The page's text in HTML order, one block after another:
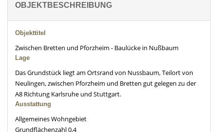
OBJEKTBESCHREIBUNG
Objekttitel
Zwischen Bretten und Pforzheim - Baulücke in Nußbaum
Lage
Das Grundstück liegt am Ortsrand von Nussbaum, Teilort von
Neulingen, zwischen Pforzheim und Bretten gut gelegen zu der
A8 Richtung Karlsruhe und Stuttgart.
Ausstattung
Allgemeines Wohngebiet
Grundflächenzahl 0,4